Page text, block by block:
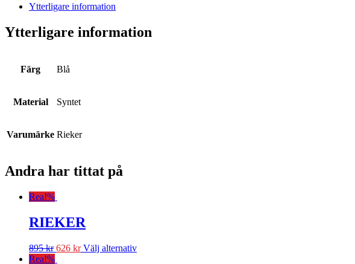
Ytterligare information
Ytterligare information
Färg Blå
Material Syntet
Varumärke Rieker
Andra har tittat på
Rea!%
RIEKER
895kr 626 kr Välj alternativ
Rea!%